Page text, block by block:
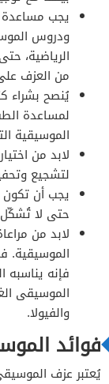
يجب مساعدة
ودروس
الرياضية،
من العزف
يُنصح بشراء
لمساعدة
الموسيقية
لابد من
لتشجيع
يجب أن تكون
حتى لا
لابد من
الموسيقية.
فإنه يناسبه
الموسيقى
والفيولا.
فوائد
يُعتبر عزف